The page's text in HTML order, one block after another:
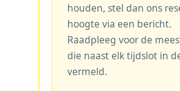
houden, stel dan ons
hoogte via een bericht.
Raadpleeg voor de
die naast elk tijdslot in
vermeld.